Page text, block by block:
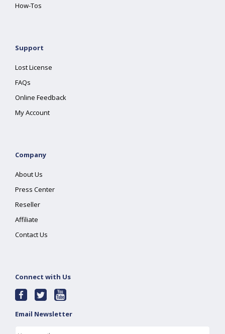
How-Tos
Support
Lost License
FAQs
Online Feedback
My Account
Company
About Us
Press Center
Reseller
Affiliate
Contact Us
Connect with Us
Email Newsletter